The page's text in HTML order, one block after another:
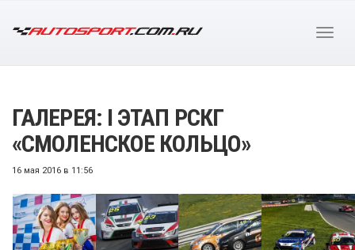
ГАЛЕРЕЯ: I ЭТАП РСКГ
«СМОЛЕНСКОЕ КОЛЬЦО»
16 мая 2016 в 11:56